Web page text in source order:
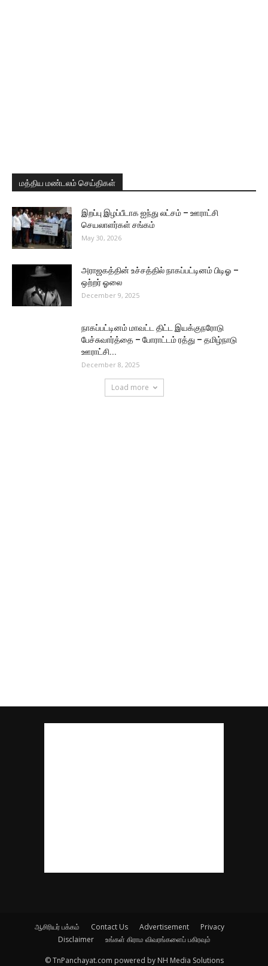
மத்திய மண்டலம் செய்திகள்
இறப்பு இழப்பீடாக ஐந்து லட்சம் – ஊராட்சி
செயலாளர்கள் சங்கம்
May 30, 2026
அராஜகத்தின் உச்சத்தில் நாகப்பட்டினம் பிடிஓ –
ஒற்றர் ஓலை
December 9, 2025
நாகப்பட்டினம் மாவட்ட திட்ட இயக்குநரோடு
பேச்சுவார்த்தை – போராட்டம் ரத்து – தமிழ்நாடு
ஊராட்சி...
December 8, 2025
Load more
ஆசிரியர் பக்கம் Contact Us Advertisement
Privacy
Disclaimer
உங்கள் கிராம விவரங்களைப் பகிரவும்
© TnPanchayat.com powered by NH Media Solutions